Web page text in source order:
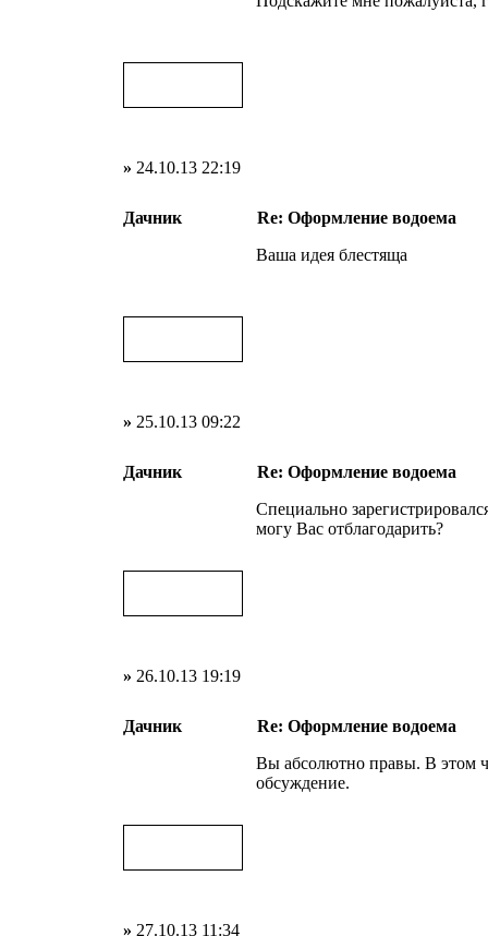
» 24.10.13 22:19
Дачник
Re: Оформление водоема
Ваша идея блестяща
» 25.10.13 09:22
Дачник
Re: Оформление водоема
Специально
могу Вас отблагодарить?
» 26.10.13 19:19
Дачник
Re: Оформление водоема
Вы абсолютно правы. В этом
обсуждение.
» 27.10.13 11:34